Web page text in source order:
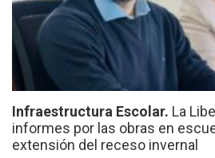
Infraestructura Escolar. La
informes por las obras en
extensión del receso invernal